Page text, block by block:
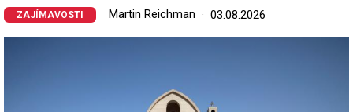
ZAJÍMAVOSTI Martin Reichman 03.08.2026